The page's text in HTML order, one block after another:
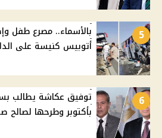
5
أتوبيس كنيسة على
6
بأكتوبر وطرحها لصالح